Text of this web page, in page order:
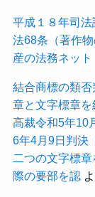
平成１８年司
法68条（著作
産の法務ネット
結合商標の類
章と文字標章
高裁令和5年10
6年4月9日判決
二つの文字標
際の要部を認よ